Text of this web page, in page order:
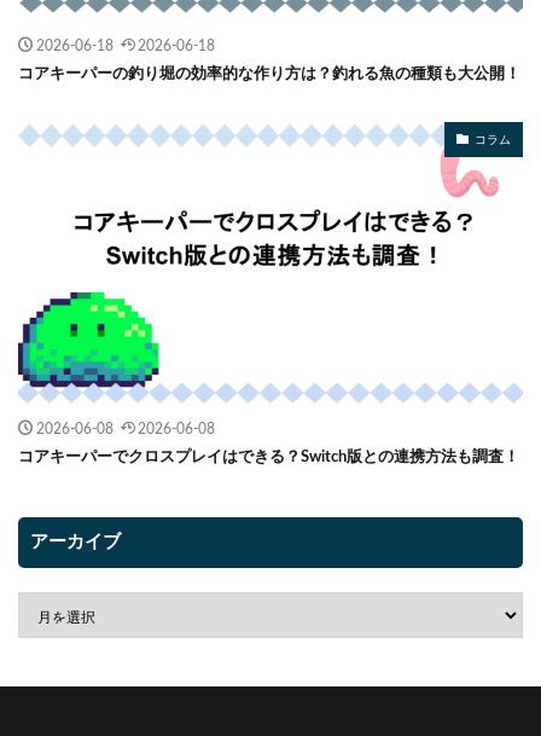
2026-06-18 2026-06-18
コアキーパーの釣り堀の効率的な作り方は？釣れる魚の種類も大公開！
コラム
2026-06-08 2026-06-08
コアキーパーでクロスプレイはできる？Switch版との連携方法も調査！
アーカイブ